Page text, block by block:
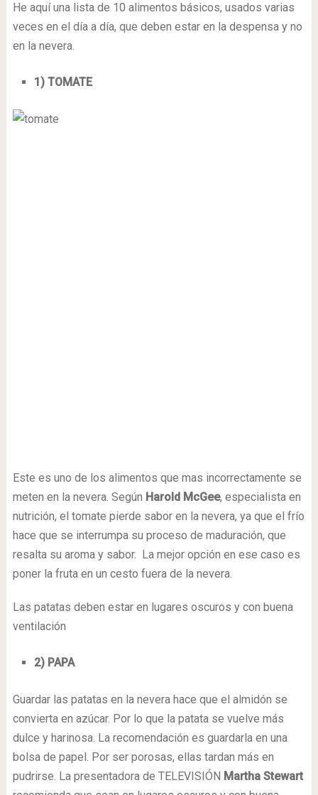
He aquí una lista de 10 alimentos básicos, usados varias
veces en el día a día, que deben estar en la despensa y no
en la nevera.
1) TOMATE
Este es uno de los alimentos que mas incorrectamente se
meten en la nevera. Según Harold McGee, especialista en
nutrición, el tomate pierde sabor en la nevera, ya que el frío
hace que se interrumpa su proceso de maduración, que
resalta su aroma y sabor. La mejor opción en ese caso es
poner la fruta en un cesto fuera de la nevera.
Las patatas deben estar en lugares oscuros y con buena
ventilación
2) PAPA
Guardar las patatas en la nevera hace que el almidón se
convierta en azúcar. Por lo que la patata se vuelve más
dulce y harinosa. La recomendación es guardarla en una
bolsa de papel. Por ser porosas, ellas tardan más en
pudrirse. La presentadora de TELEVISIÓN Martha Stewart